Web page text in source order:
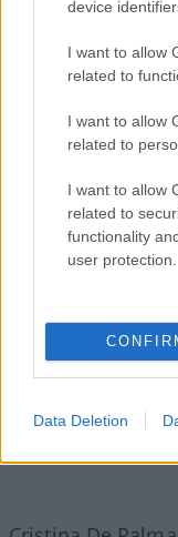
device
I want to allow
related to
I want to allow
related to
I want to allow
related to
functionality
user protection.
Data Deletion
accompagnato
suscitato non
interpretano
e sempre
è un politico
dover la sua
per la vecchia
sembra
consapevole
diventare il più
Repubblica della